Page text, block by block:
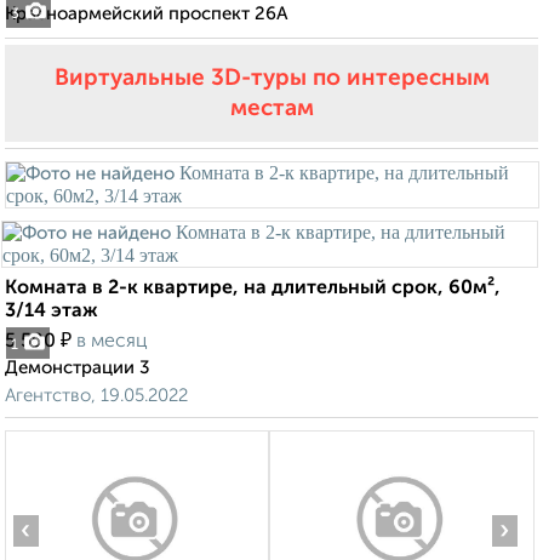
3
Красноармейский проспект 26А
Виртуальные 3D-туры по интересным
местам
1
Комната в 2-к квартире, на длительный срок, 60м²,
3/14 этаж
5 500 ₽ в месяц
Демонстрации 3
Агентство, 19.05.2022
‹ ›